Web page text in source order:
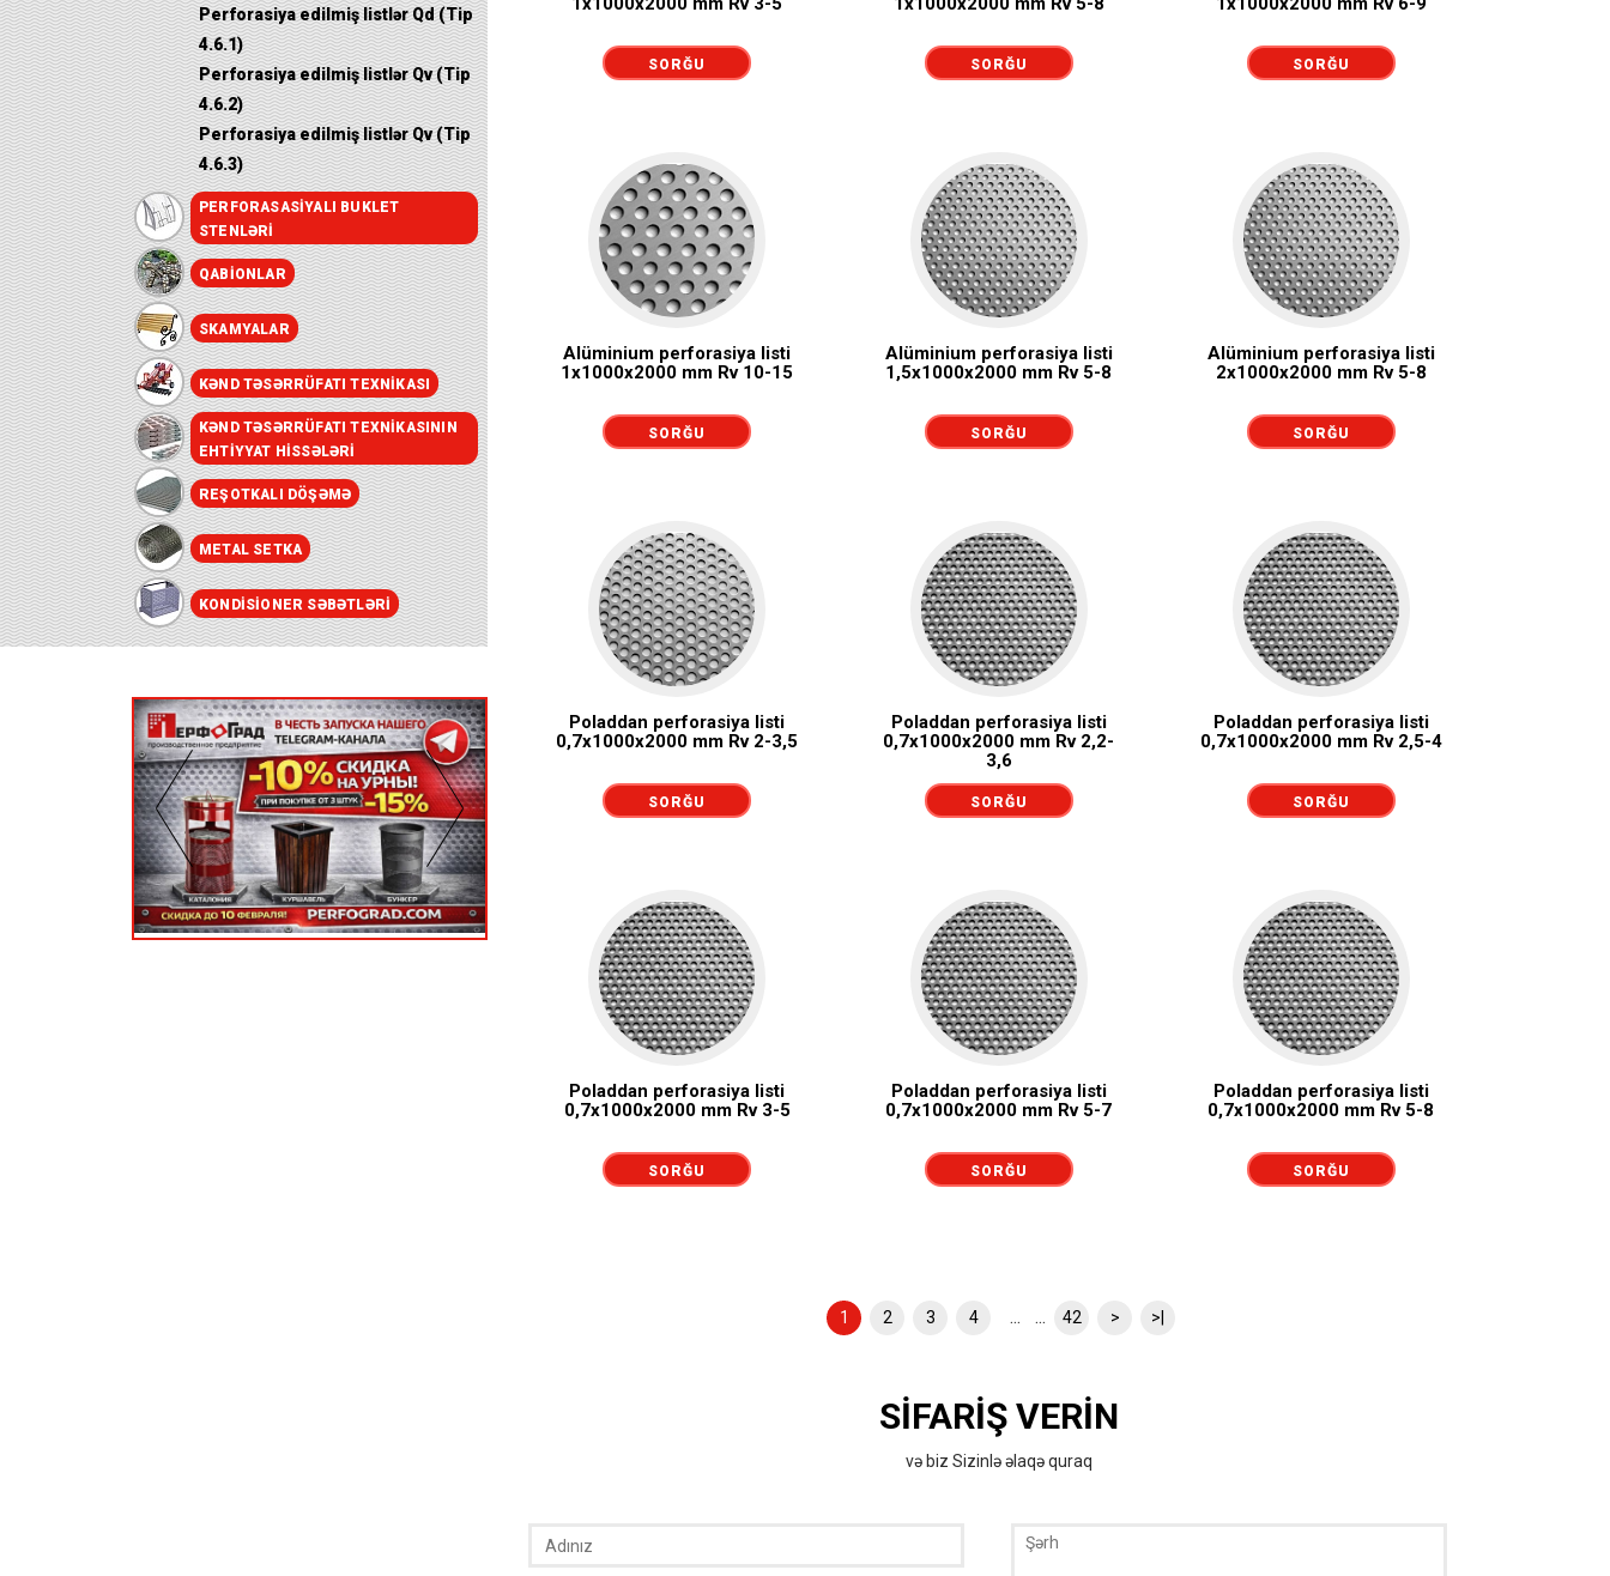
Perforasiya edilmiş listlər Qd (Tip
4.6.1)
Perforasiya edilmiş listlər Qv (Tip
4.6.2)
Perforasiya edilmiş listlər Qv (Tip
4.6.3)
PERFORASASIYALI BUKLET
STENLƏRI
QABIONLAR
SKAMYALAR
KƏND TƏSƏRRÜFATI TEXNIKASI
KƏND TƏSƏRRÜFATI TEXNIKASININ
EHTIYYAT HISSƏLƏRI
REŞOTKALI DÖŞƏMƏ
METAL SETKA
KONDISIONER SƏBƏTLƏRI
SORĞU
SORĞU
SORĞU
Alüminium perforasiya listi
1x1000x2000 mm Rv 10-15
SORĞU
Alüminium perforasiya listi
1,5x1000x2000 mm Rv 5-8
SORĞU
Alüminium perforasiya listi
2x1000x2000 mm Rv 5-8
SORĞU
Poladdan perforasiya listi
0,7x1000x2000 mm Rv 2-3,5
SORĞU
Poladdan perforasiya listi
0,7x1000x2000 mm Rv 2,2-
3,6
SORĞU
Poladdan perforasiya listi
0,7x1000x2000 mm Rv 2,5-4
SORĞU
Poladdan perforasiya listi
0,7x1000x2000 mm Rv 3-5
SORĞU
Poladdan perforasiya listi
0,7x1000x2000 mm Rv 5-7
SORĞU
Poladdan perforasiya listi
0,7x1000x2000 mm Rv 5-8
SORĞU
1 2 3 4 ... ... 42 > >|
SIFARIŞ VERIN
və biz Sizinlə əlaqə quraq